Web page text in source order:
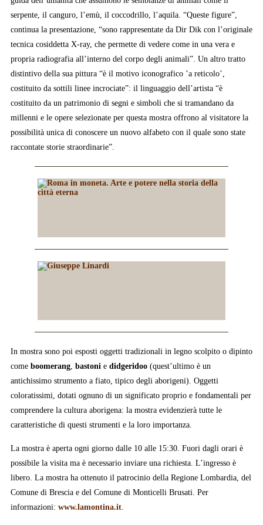
serpente, il canguro, l’emù, il coccodrillo, l’aquila. “Queste figure”,
continua la presentazione, “sono rappresentate da Dir Dik con l’originale
tecnica cosiddetta X-ray, che permette di vedere come in una vera e
propria radiografia all’interno del corpo degli animali”. Un altro tratto
distintivo della sua pittura “è il motivo iconografico ’a reticolo’,
costituito da sottili linee incrociate”: il linguaggio dell’artista “è
costituito da un patrimonio di segni e simboli che si tramandano da
millenni e le opere selezionate per questa mostra offrono al visitatore la
possibilità unica di conoscere un nuovo alfabeto con il quale sono state
raccontate storie straordinarie”.
In mostra sono poi esposti oggetti tradizionali in legno scolpito o dipinto
come boomerang, bastonie didgeridoo(quest’ultimo è un
antichissimo strumento a fiato, tipico degli aborigeni). Oggetti
coloratissimi, dotati ognuno di un significato proprio e fondamentali per
comprendere la cultura aborigena: la mostra evidenzierà tutte le
caratteristiche di questi strumenti e la loro importanza.
La mostra è aperta ogni giorno dalle 10 alle 15:30. Fuori dagli orari è
possibile la visita ma è necessario inviare una richiesta. L’ingresso è
libero. La mostra ha ottenuto il patrocinio della Regione Lombardia, del
Comune di Brescia e del Comune di Monticelli Brusati. Per
informazioni: www.lamontina.it.